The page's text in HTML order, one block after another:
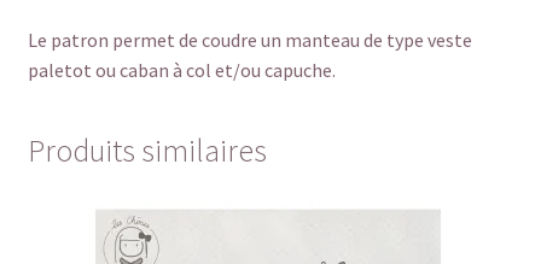
Le patron permet de coudre un manteau de type veste
paletot ou caban à col et/ou capuche.
Produits similaires